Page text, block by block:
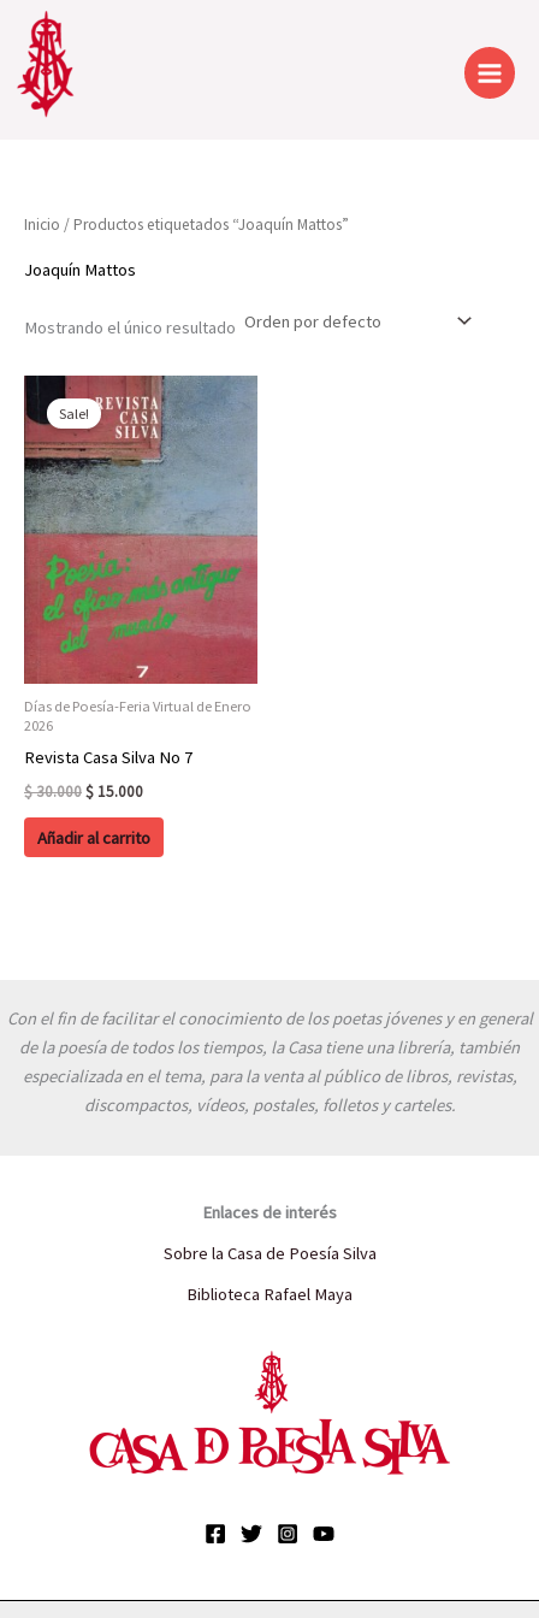
contenido
Inicio / Productos etiquetados “Joaquín Mattos”
Joaquín Mattos
Mostrando el único resultado
Sale!
Días de Poesía-Feria Virtual de Enero
2026
Revista Casa Silva No 7
$30.000 Original
was:
$ 15.000Current
is:
$ 15.000.
Añadir al carrito
Con el fin de facilitar el conocimiento de los poetas jóvenes y en general
de la poesía de todos los tiempos, la Casa tiene una librería, también
especializada en el tema, para la venta al público de libros, revistas,
discompactos, vídeos, postales, folletos y carteles.
Enlaces de interés
Sobre la Casa de Poesía Silva
Biblioteca Rafael Maya